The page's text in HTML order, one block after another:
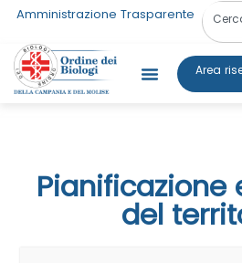
Amministrazione Trasparente
Area
Pianificazione
del